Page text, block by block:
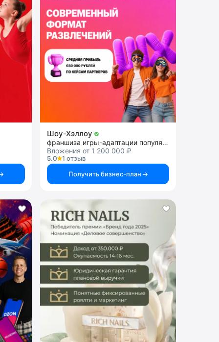
Шоу-Хэллоу
франшиза игры-адаптации популярных ТВ-шоу
Вложения от 1 200 000 ₽
5.0
1 отзыв
Получить бизнес-план